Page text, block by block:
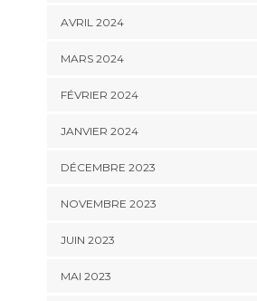
AVRIL 2024
MARS 2024
FÉVRIER 2024
JANVIER 2024
DÉCEMBRE 2023
NOVEMBRE 2023
JUIN 2023
MAI 2023